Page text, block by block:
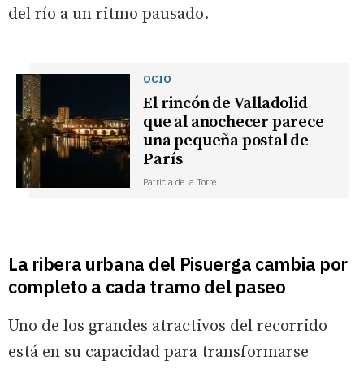
del río a un ritmo pausado.
OCIO
El rincón de Valladolid
que al anochecer parece
una pequeña postal de
París
Patricia de la Torre
La ribera urbana del Pisuerga cambia por
completo a cada tramo del paseo
Uno de los grandes atractivos del recorrido
está en su capacidad para transformarse